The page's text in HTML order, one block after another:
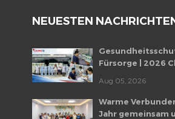
NEUESTEN
Fürsorge | 2026
Veranstaltung
Aug 05, 2026
Warme
Jahr gemeinsam